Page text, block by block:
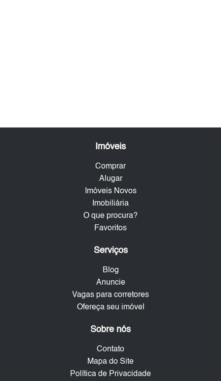
Imóveis
Comprar
Alugar
Imóveis Novos
Imobiliária
O que procura?
Favoritos
Serviços
Blog
Anuncie
Vagas para corretores
Ofereça seu imóvel
Sobre nós
Contato
Mapa do Site
Política de Privacidade